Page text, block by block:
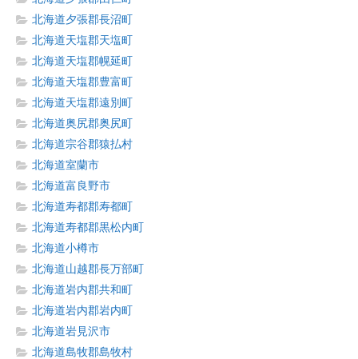
北海道夕張郡長沼町
北海道天塩郡天塩町
北海道天塩郡幌延町
北海道天塩郡豊富町
北海道天塩郡遠別町
北海道奥尻郡奥尻町
北海道宗谷郡猿払村
北海道室蘭市
北海道富良野市
北海道寿都郡寿都町
北海道寿都郡黒松内町
北海道小樽市
北海道山越郡長万部町
北海道岩内郡共和町
北海道岩内郡岩内町
北海道岩見沢市
北海道島牧郡島牧村